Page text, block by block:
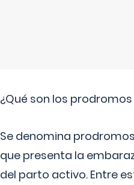
¿Qué son los
Se denomina
que presenta la
del parto activo. Entre